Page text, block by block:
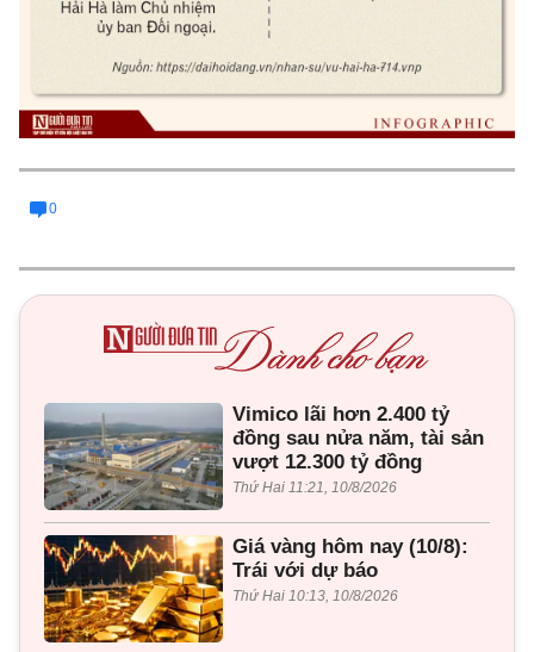
0
Vimico lãi hơn 2.400 tỷ
đồng sau nửa năm, tài sản
vượt 12.300 tỷ đồng
Thứ Hai 11:21, 10/8/2026
Giá vàng hôm nay (10/8):
Trái với dự báo
Thứ Hai 10:13, 10/8/2026